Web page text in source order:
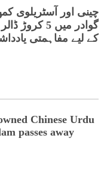
چینی اور آسٹریلوی
گوادر میں 5
کے لیے مفاہمتی
Chinese Urdu
passes away